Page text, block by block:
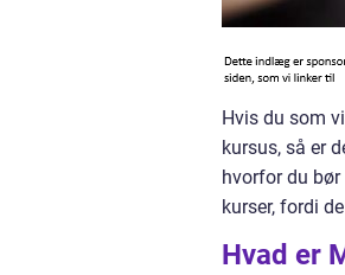
Hvis du som
kursus, så er
hvorfor du bør
kurser, fordi
Hvad er